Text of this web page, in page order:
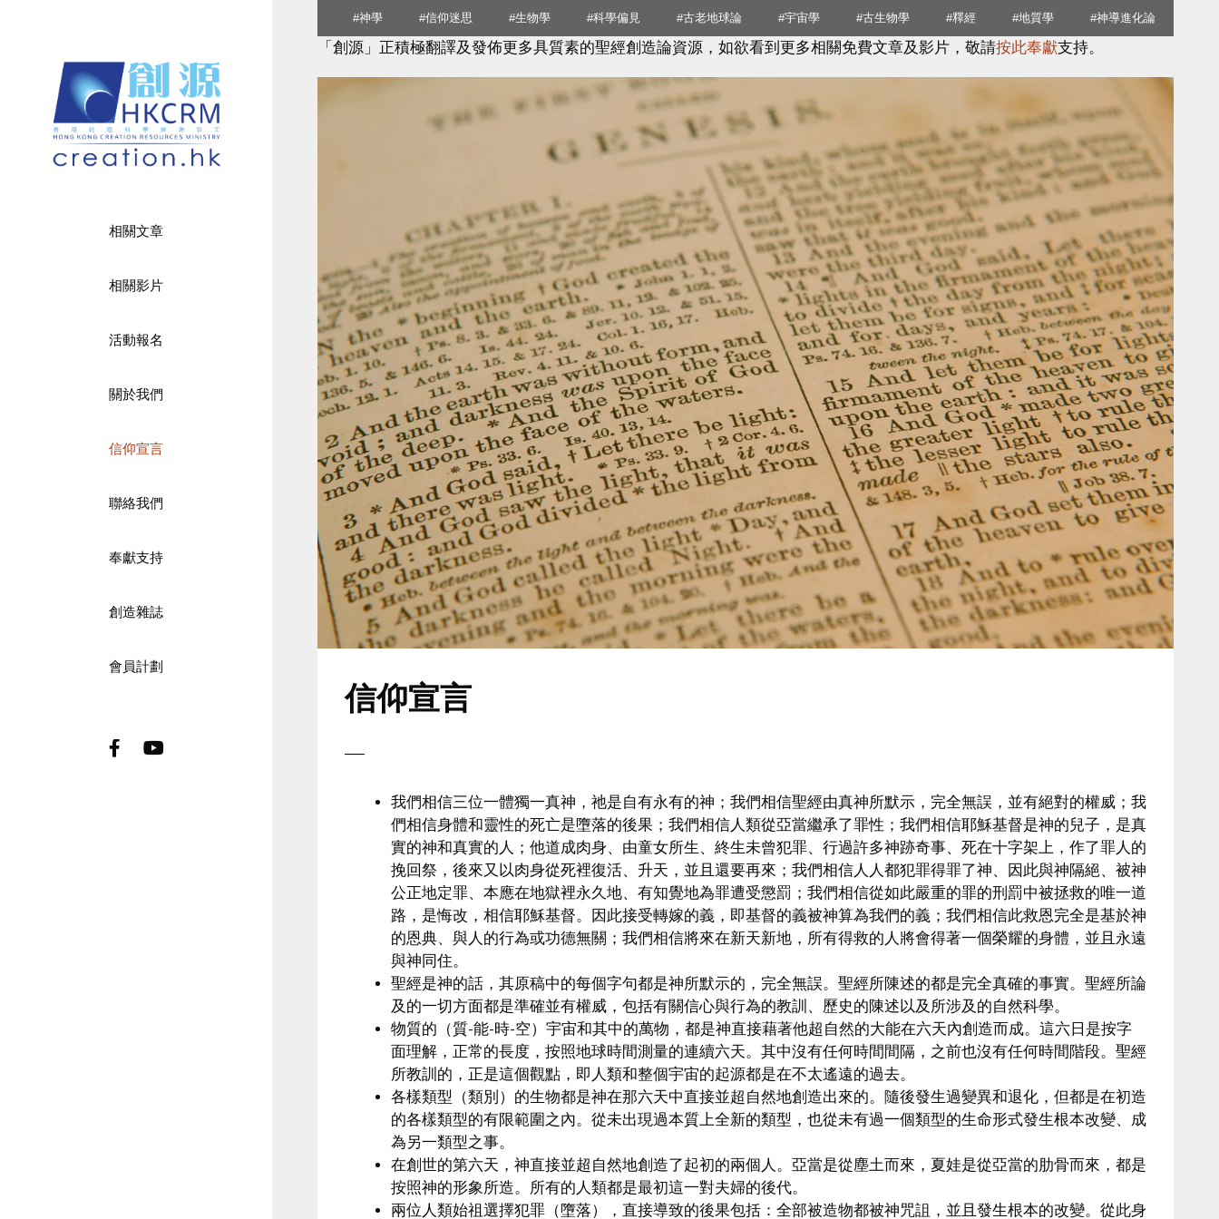
to
content
#神學 #信仰迷思 #生物學 #科學偏見 #古老地球論 #宇宙學 #古生物學 #釋經 #地質學 #神導進化論
FacebookYoutube
相關文章
相關影片
活動報名
關於我們
信仰宣言
聯絡我們
奉獻支持
創造雜誌
會員計劃
「創源」正積極翻譯及發佈更多具質素的聖經創造論資源，如欲看到更多相關免費文章及影片，敬請按此奉獻支持。
信仰宣言
我們相信三位一體獨一真神，祂是自有永有的神；我們相信聖經由真神所默示，完全無誤，並有絕對的權威；我
們相信身體和靈性的死亡是墮落的後果；我們相信人類從亞當繼承了罪性；我們相信耶穌基督是神的兒子，是真
實的神和真實的人；他道成肉身、由童女所生、終生未曾犯罪、行過許多神跡奇事、死在十字架上，作了罪人的
挽回祭，後來又以肉身從死裡復活、升天，並且還要再來；我們相信人人都犯罪得罪了神、因此與神隔絕、被神
公正地定罪、本應在地獄裡永久地、有知覺地為罪遭受懲罰；我們相信從如此嚴重的罪的刑罰中被拯救的唯一道
路，是悔改，相信耶穌基督。因此接受轉嫁的義，即基督的義被神算為我們的義；我們相信此救恩完全是基於神
的恩典、與人的行為或功德無關；我們相信將來在新天新地，所有得救的人將會得著一個榮耀的身體，並且永遠
與神同住。
聖經是神的話，其原稿中的每個字句都是神所默示的，完全無誤。聖經所陳述的都是完全真確的事實。聖經所論
及的一切方面都是準確並有權威，包括有關信心與行為的教訓、歷史的陳述以及所涉及的自然科學。
物質的（質-能-時-空）宇宙和其中的萬物，都是神直接藉著他超自然的大能在六天內創造而成。這六日是按字
面理解，正常的長度，按照地球時間測量的連續六天。其中沒有任何時間間隔，之前也沒有任何時間階段。聖經
所教訓的，正是這個觀點，即人類和整個宇宙的起源都是在不太遙遠的過去。
各樣類型（類別）的生物都是神在那六天中直接並超自然地創造出來的。隨後發生過變異和退化，但都是在初造
的各樣類型的有限範圍之內。從未出現過本質上全新的類型，也從未有過一個類型的生命形式發生根本改變、成
為另一類型之事。
在創世的第六天，神直接並超自然地創造了起初的兩個人。亞當是從塵土而來，夏娃是從亞當的肋骨而來，都是
按照神的形象所造。所有的人類都是最初這一對夫婦的後代。
兩位人類始祖選擇犯罪（墮落），直接導致的後果包括：全部被造物都被神咒詛，並且發生根本的改變。從此身